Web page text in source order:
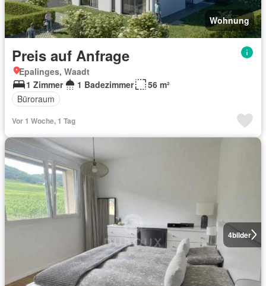
Wohnung
Preis auf Anfrage
Epalinges, Waadt
1 Zimmer
1 Badezimmer
56 m²
Büroraum
Vor 1 Woche, 1 Tag
4bilder